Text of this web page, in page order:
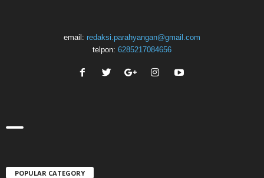
email: redaksi.parahyangan@gmail.com
telpon: 6285217084656
POPULAR CATEGORY